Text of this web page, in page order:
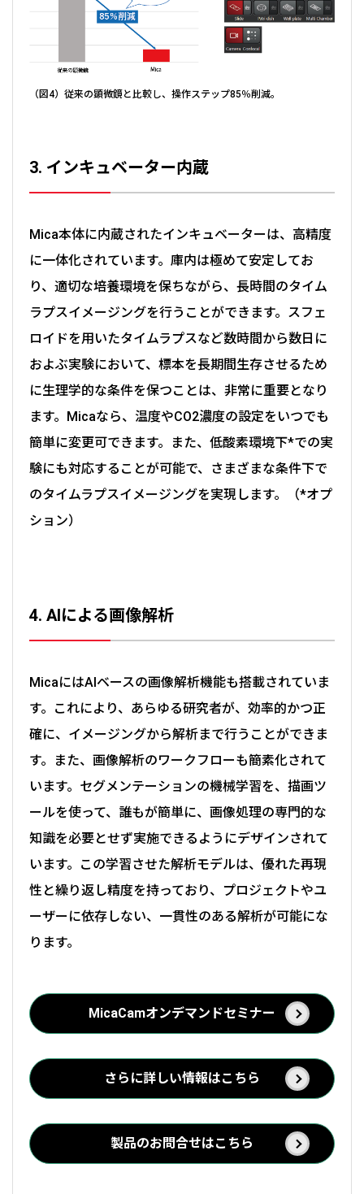
（図4）従来の顕微鏡と比較し、操作ステップ85％削減。
3. インキュベーター内蔵
Mica本体に内蔵されたインキュベーターは、高精度
に一体化されています。庫内は極めて安定してお
り、適切な培養環境を保ちながら、長時間のタイム
ラプスイメージングを行うことができます。スフェ
ロイドを用いたタイムラプスなど数時間から数日に
およぶ実験において、標本を長期間生存させるため
に生理学的な条件を保つことは、非常に重要となり
ます。Micaなら、温度やCO2濃度の設定をいつでも
簡単に変更可できます。また、低酸素環境下*での実
験にも対応することが可能で、さまざまな条件下で
のタイムラプスイメージングを実現します。（*オプ
ション）
4. AIによる画像解析
MicaにはAIベースの画像解析機能も搭載されていま
す。これにより、あらゆる研究者が、効率的かつ正
確に、イメージングから解析まで行うことができま
す。また、画像解析のワークフローも簡素化されて
います。セグメンテーションの機械学習を、描画ツ
ールを使って、誰もが簡単に、画像処理の専門的な
知識を必要とせず実施できるようにデザインされて
います。この学習させた解析モデルは、優れた再現
性と繰り返し精度を持っており、プロジェクトやユ
ーザーに依存しない、一貫性のある解析が可能にな
ります。
MicaCamオンデマンドセミナー
さらに詳しい情報はこちら
製品のお問合せはこちら